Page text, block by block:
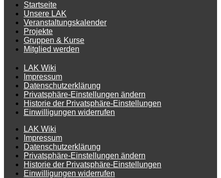
Startseite
Unsere LAK
Veranstaltungskalender
Projekte
Gruppen & Kurse
Mitglied werden
LAK Wiki
Impressum
Datenschutzerklärung
Privatsphäre-Einstellungen ändern
Historie der Privatsphäre-Einstellungen
Einwilligungen widerrufen
LAK Wiki
Impressum
Datenschutzerklärung
Privatsphäre-Einstellungen ändern
Historie der Privatsphäre-Einstellungen
Einwilligungen widerrufen